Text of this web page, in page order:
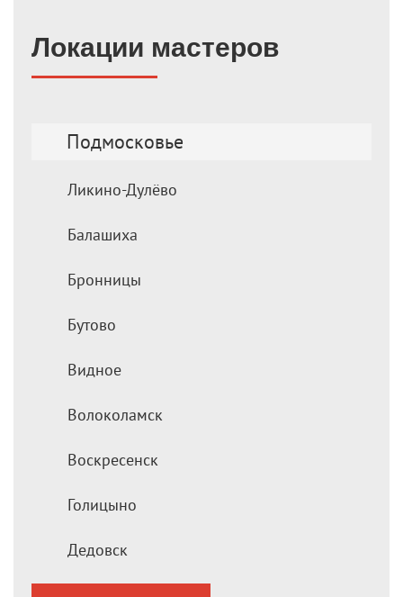
Локации мастеров
Подмосковье
Ликино-Дулёво
Балашиха
Бронницы
Бутово
Видное
Волоколамск
Воскресенск
Голицыно
Дедовск